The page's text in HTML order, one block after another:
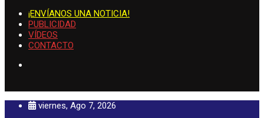
¡ENVÍANOS UNA NOTICIA!
PUBLICIDAD
VÍDEOS
CONTACTO
viernes, Ago 7, 2026